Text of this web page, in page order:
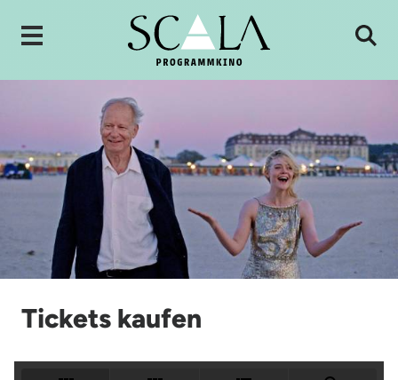
Tickets kaufen